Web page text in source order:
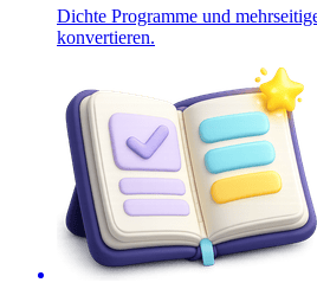
Dichte Programme und
konvertieren.